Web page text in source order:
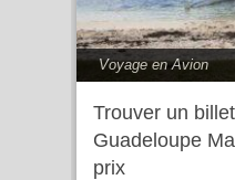
Voyage en Avion
Trouver un
Guadeloupe
prix